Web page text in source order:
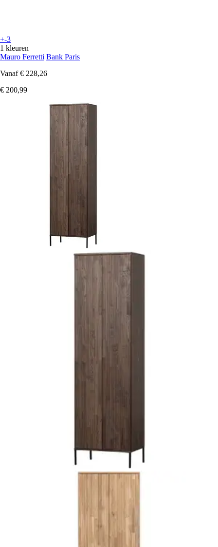
+-3
1 kleuren
Mauro Ferretti Bank Paris
Vanaf € 228,26
€ 200,99